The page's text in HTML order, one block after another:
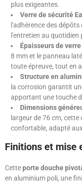
plus exigeantes.
Verre de sécurité
l'adhérence des
l'entretien au quotidien
Épaisseurs de
8 mm et le panneau
toute épreuve, tout en
Structure en
la corrosion garantit
apportant une touche
Dimensions
largeur de 76 cm,
confortable, adapté
Finitions et mise
Cetteporte douche
en aluminium poli, une